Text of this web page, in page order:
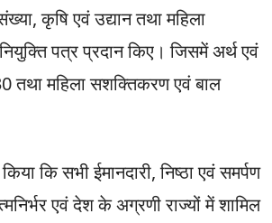
कृषि एवं उद्यान तथा महिला
पत्र प्रदान किए। जिसमें अर्थ एवं
तथा महिला सशक्तिकरण एवं बाल
कि सभी ईमानदारी, निष्ठा एवं समर्पण
एवं देश के अग्रणी राज्यों में शामिल